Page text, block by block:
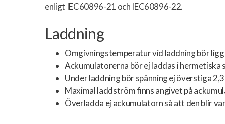
enligt IEC60896-21 och IEC60896-22.
Laddning
Omgivningstemperatur vid laddning bör
Ackumulatorerna bör ej laddas i hermetiska
Under laddning bör spänning ej överstiga
Maximal laddström finns angivet på
Överladda ej ackumulatorn så att den blir